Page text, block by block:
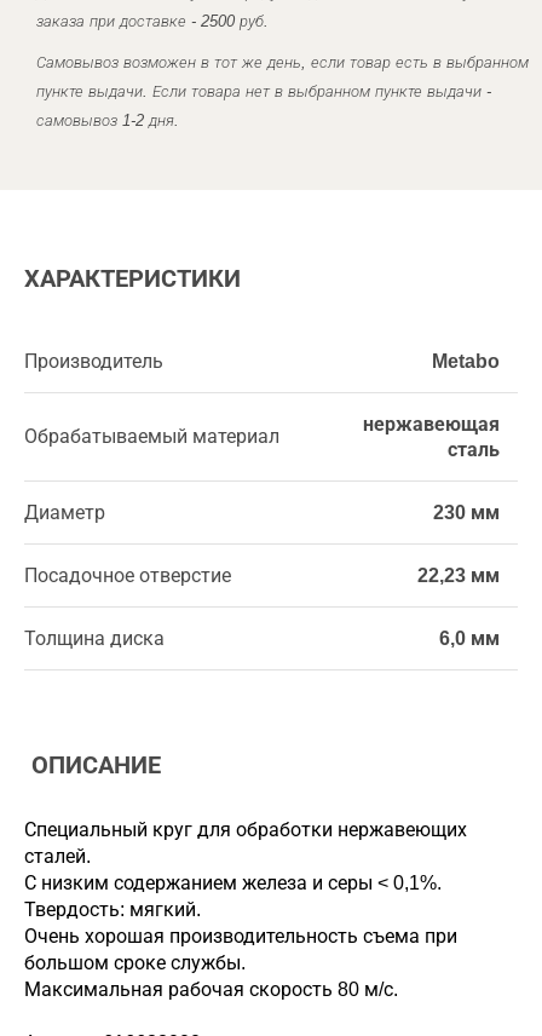
заказа при доставке - 2500 руб.
Самовывоз возможен в тот же день, если товар есть в выбранном
пункте выдачи. Если товара нет в выбранном пункте выдачи -
самовывоз 1-2 дня.
ХАРАКТЕРИСТИКИ
Производитель Metabo
Обрабатываемый материал
нержавеющая
сталь
Диаметр 230 мм
Посадочное отверстие 22,23 мм
Толщина диска 6,0 мм
ОПИСАНИЕ
Специальный круг для обработки нержавеющих
сталей.
С низким содержанием железа и серы < 0,1%.
Твердость: мягкий.
Очень хорошая производительность съема при
большом сроке службы.
Максимальная рабочая скорость 80 м/с.